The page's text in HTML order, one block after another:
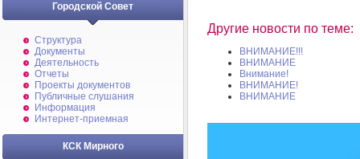
Городской Совет
Структура
Документы
Деятельность
Отчеты
Проекты документов
Публичные слушания
Информация
Интернет-приемная
КСК Мирного
Другие новости по теме:
ВНИМАНИЕ!!!
ВНИМАНИЕ
Внимание!
ВНИМАНИЕ!
ВНИМАНИЕ